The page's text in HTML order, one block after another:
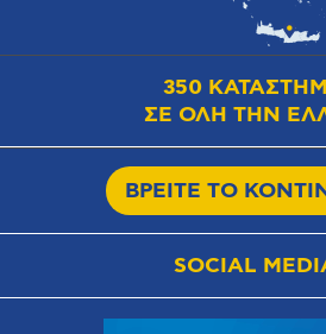
350
ΣΕ ΟΛΗ ΤΗΝ
ΒΡΕΙΤΕ ΤΟ
SOCIAL